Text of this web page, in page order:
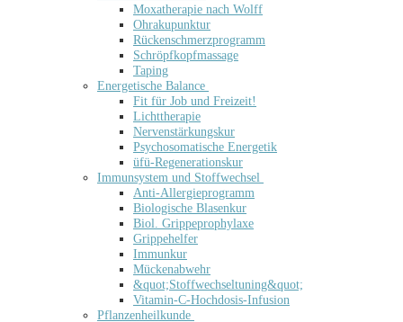
Moxatherapie nach Wolff
Ohrakupunktur
Rückenschmerzprogramm
Schröpfkopfmassage
Taping
Energetische Balance
Fit für Job und Freizeit!
Lichttherapie
Nervenstärkungskur
Psychosomatische Energetik
üfü-Regenerationskur
Immunsystem und Stoffwechsel
Anti-Allergieprogramm
Biologische Blasenkur
Biol. Grippeprophylaxe
Grippehelfer
Immunkur
Mückenabwehr
&quot;Stoffwechseltuning&quot;
Vitamin-C-Hochdosis-Infusion
Pflanzenheilkunde